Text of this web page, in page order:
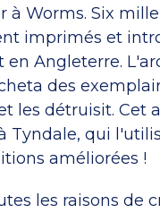
à Worms. Six mille
imprimés et
Angleterre.
des
les détruisit. Cet
Tyndale, qui
améliorées !
les raisons de